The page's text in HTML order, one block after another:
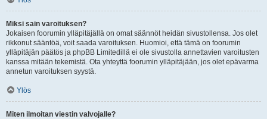
Miksi sain varoituksen?
Jokaisen foorumin ylläpitäjällä on omat säännöt heidän sivustollensa. Jos olet
rikkonut sääntöä, voit saada varoituksen. Huomioi, että tämä on foorumin
ylläpitäjän päätös ja phpBB Limitedillä ei ole sivustolla annettavien varoitusten
kanssa mitään tekemistä. Ota yhteyttä foorumin ylläpitäjään, jos olet epävarma
annetun varoituksen syystä.
Ylös
Miten ilmoitan viestin valvojalle?